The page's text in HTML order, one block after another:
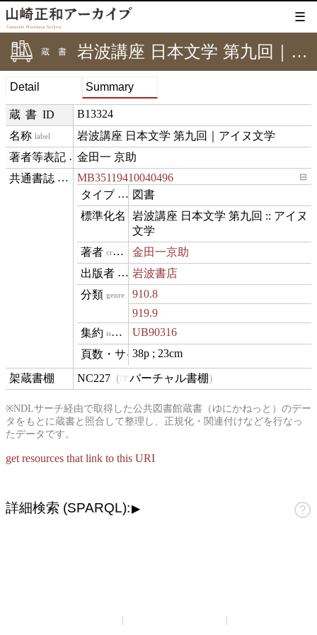
☰
蔵書 岩波講座 日本文学 第九回｜アイヌ文学
Detail Summary
蔵書ID B13324
label 岩波講座 日本文学 第九回｜アイヌ文学
creditText
金田一 京助
exemplarOfMB35119410040496 ⊟
type 図書
name
岩波講座 日本文学 第九回 :: アイヌ
文学
creator 金田一京助
publisher岩波書店
genre
910.8
919.9
isVariantOf UB90316
materialExtent
38p ; 23cm
contentLocation
NC227 バーチャル書棚
※NDLサーチ経由で取得した公共図書館蔵書（ゆにかねっと）のデー
タをもとに蔵書と照合して整理し、正規化・関連付けなどを行なっ
たデータです。
get resources that link to this URI
詳細検索 (SPARQL):▶